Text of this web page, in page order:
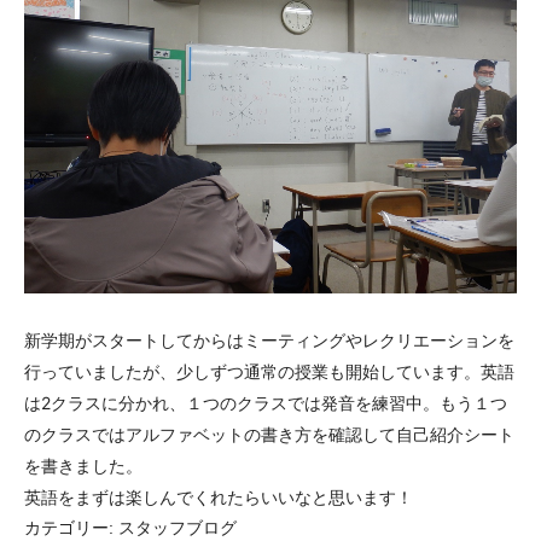
新学期がスタートしてからはミーティングやレクリエーションを
行っていましたが、少しずつ通常の授業も開始しています。英語
は2クラスに分かれ、１つのクラスでは発音を練習中。もう１つ
のクラスではアルファベットの書き方を確認して自己紹介シート
を書きました。
英語をまずは楽しんでくれたらいいなと思います！
カテゴリー: スタッフブログ